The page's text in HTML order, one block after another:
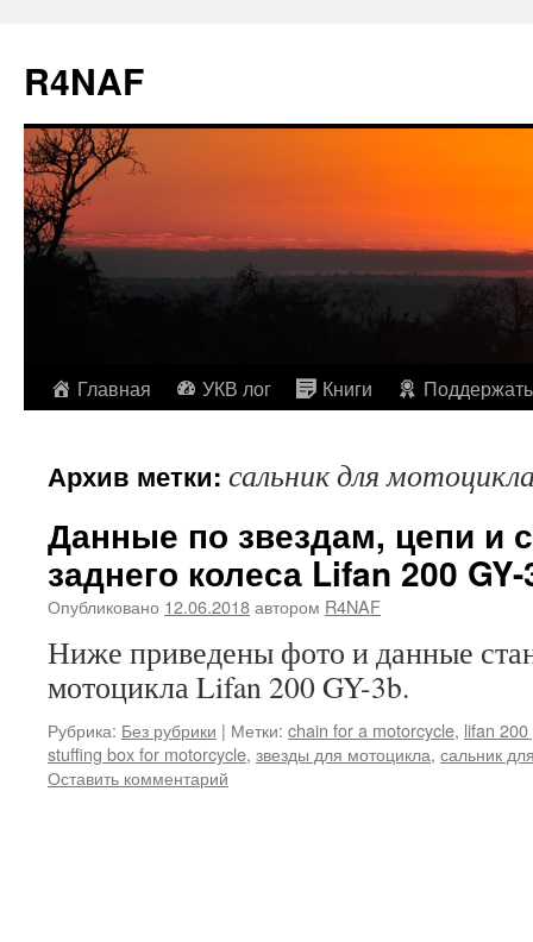
R4NAF
Перейти
содержимому
Главная УКВ лог Книги Поддержать
Архив метки: сальник для
Данные по звездам, цепи и
заднего колеса Lifan 200
Опубликовано 12.06.2018автором R4NAF
Ниже приведены фото и данные
мотоцикла Lifan 200 GY-3b.
Рубрика: Без рубрики | Метки: chain for a motorcycle, lifan
stuffing box for motorcycle, звезды для мотоцикла, сальник
Оставить комментарий